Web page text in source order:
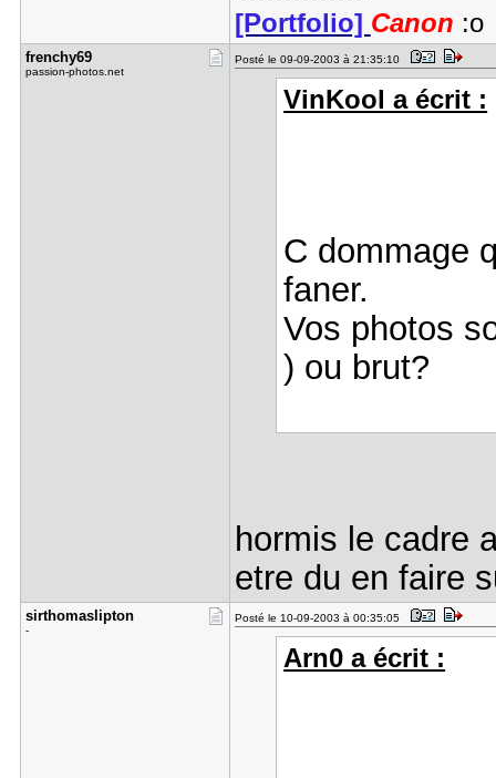
[Portfolio] Canon :o
frenchy69
passion-photos.net
Posté le 09-09-2003 à 21:35:10
VinKool a écrit :
C dommage
faner.
Vos photos
) ou brut?
hormis le cadre
etre du en faire
sirthomasl​ipton
-
Posté le 10-09-2003 à 00:35:05
Arn0 a écrit :